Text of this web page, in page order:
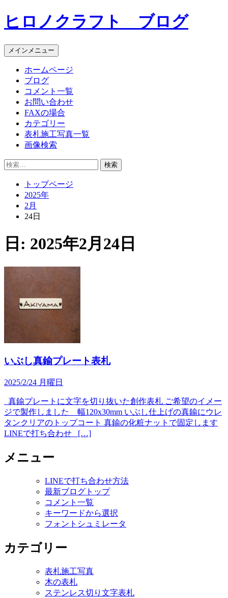
コ
ン
ン
ツ
ヒロノクラフト ブログ
メインメニュー
ホームページ
ブログ
コメント一覧
お問い合わせ
FAXの場合
カテゴリー
表札施工写真一覧
画像検索
検
トップページ
2025年
2月
24日
日: 2025年2月24日
いぶし真鍮プレート表札
2025/2/24 月曜日
真鍮プレートに文字を切り抜いた創作表札 ご希望のイメー
ジで製作しました 幅120x30mm いぶし仕上げの真鍮にウレ
タンクリアのトップコート 真鍮の化粧ナットで固定します
LINEで打ち合わせ […]
メニュー
LINEで打ち合わせ方法
最新ブログトップ
コメント一覧
キーワードから選択
フォントシュミレータ
カテゴリー
表札施工写真
木の表札
ステンレス切り文字表札